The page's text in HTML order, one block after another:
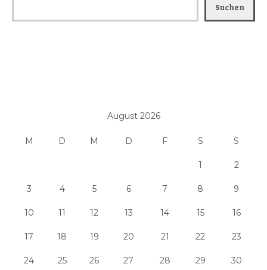
Suchen
August 2026
M D M D F S S
1 2
3 4 5 6 7 8 9
10 11 12 13 14 15 16
17 18 19 20 21 22 23
24 25 26 27 28 29 30